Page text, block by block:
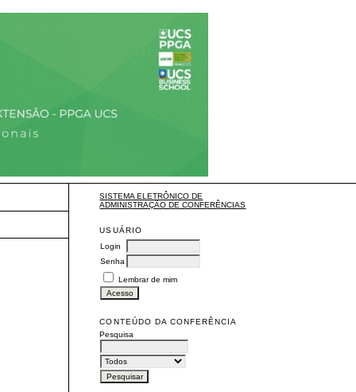
SISTEMA ELETRÔNICO DE
ADMINISTRAÇÃO DE CONFERÊNCIAS
USUÁRIO
Login
Senha
Lembrar de mim
CONTEÚDO DA CONFERÊNCIA
Pesquisa